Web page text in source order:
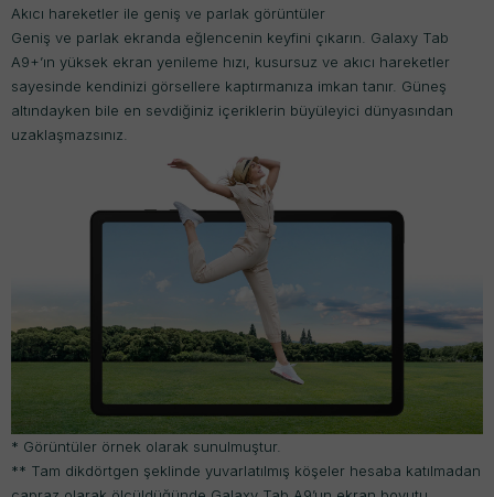
Akıcı hareketler ile geniş ve parlak görüntüler
Geniş ve parlak ekranda eğlencenin keyfini çıkarın. Galaxy Tab
A9+’ın yüksek ekran yenileme hızı, kusursuz ve akıcı hareketler
sayesinde kendinizi görsellere kaptırmanıza imkan tanır. Güneş
altındayken bile en sevdiğiniz içeriklerin büyüleyici dünyasından
uzaklaşmazsınız.
* Görüntüler örnek olarak sunulmuştur.
** Tam dikdörtgen şeklinde yuvarlatılmış köşeler hesaba katılmadan